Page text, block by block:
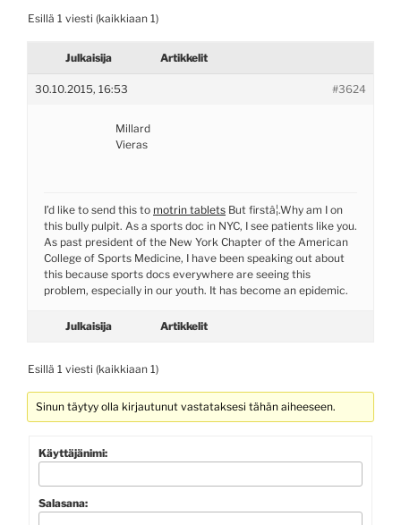
Esillä 1 viesti (kaikkiaan 1)
Julkaisija Artikkelit
30.10.2015, 16:53 #3624
Millard
Vieras
I’d like to send this to motrin tablets But firstâ¦.Why am I on
this bully pulpit. As a sports doc in NYC, I see patients like you.
As past president of the New York Chapter of the American
College of Sports Medicine, I have been speaking out about
this because sports docs everywhere are seeing this
problem, especially in our youth. It has become an epidemic.
Julkaisija Artikkelit
Esillä 1 viesti (kaikkiaan 1)
Sinun täytyy olla kirjautunut vastataksesi tähän aiheeseen.
Käyttäjänimi:
Salasana: